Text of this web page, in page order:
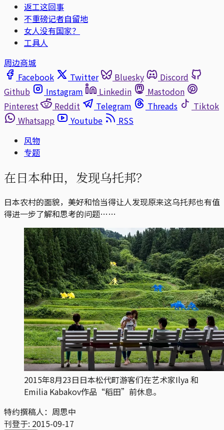
返工这回事
不重磅记者自留地
女人没有国家？
工具人
周边商城
Facebook
Twitter Bluesky
Discord
Github
Instagram Linkedin
Mastodon
Pinterest
Reddit Telegram Threads
Tiktok
Whatsapp
Youtube
RSS
风物
专题
在日本种田，发现乌托邦？
日本农村的面貌，美好和恰当得让人发现原来这乌托邦也有值
得进一步了解和思考的问题……
2015年8月23日日本松代町游客们在艺术家Ilya 和
Emilia Kabakov作品“稻田”前休息。
特约撰稿人：周思中
刊登于: 2015-09-17